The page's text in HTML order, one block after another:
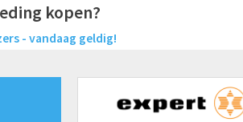
kopen?
- vandaag geldig!